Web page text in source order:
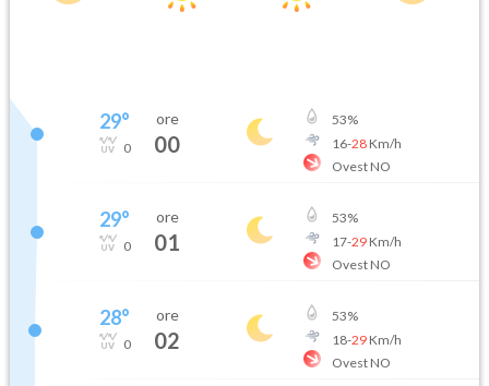
29°
0
ore
00
53%
16-28Km/h
Ovest NO
29°
0
ore
01
53%
17-29Km/h
Ovest NO
28°
0
ore
02
53%
18-29Km/h
Ovest NO